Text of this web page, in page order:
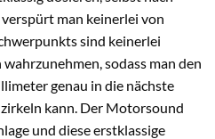
man keinerlei von
sind keinerlei
sodass man den
genau in die nächste
kann. Der Motorsound
und diese erstklassige